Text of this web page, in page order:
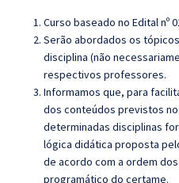
Curso baseado no Edital nº
Serão abordados os
disciplina (não
respectivos professores.
Informamos que, para
dos conteúdos previstos
determinadas disciplinas
lógica didática proposta
de acordo com a ordem
programático do certame.